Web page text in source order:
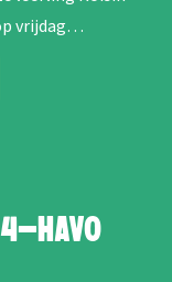
vrijdag…
havo